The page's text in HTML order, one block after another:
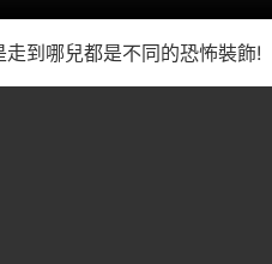
到哪兒都是不同的恐怖裝飾!